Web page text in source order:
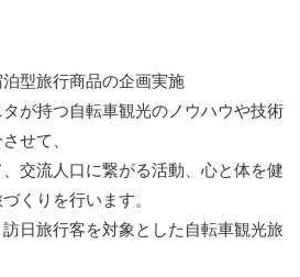
型旅行商品の企画実施
が持つ自転車観光のノウハウや技術
せて、
交流人口に繋がる活動、心と体を健
くりを行います。
日旅行客を対象とした自転車観光旅